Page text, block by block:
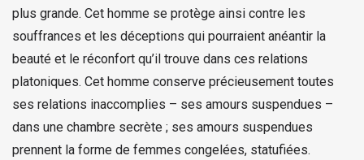
plus grande. Cet homme se protège ainsi contre les
souffrances et les déceptions qui pourraient anéantir la
beauté et le réconfort qu’il trouve dans ces relations
platoniques. Cet homme conserve précieusement toutes
ses relations inaccomplies – ses amours suspendues –
dans une chambre secrète ; ses amours suspendues
prennent la forme de femmes congelées, statufiées.